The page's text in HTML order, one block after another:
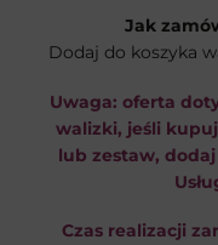
Jak
Dodaj do koszyka
Uwaga: oferta
walizki, jeśli
lub zestaw,
Czas realizacji